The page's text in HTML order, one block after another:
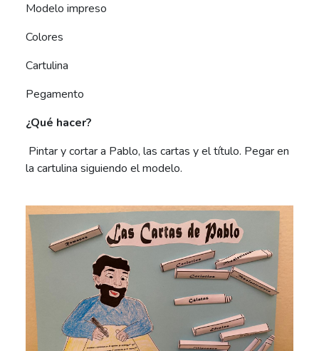
Modelo impreso
Colores
Cartulina
Pegamento
¿Qué hacer?
Pintar y cortar a Pablo, las cartas y el título. Pegar en
la cartulina siguiendo el modelo.